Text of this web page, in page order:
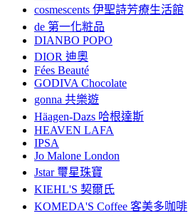
cosmescents 伊聖詩芳療生活館
de 第一化粧品
DIANBO POPO
DIOR 迪奧
Fées Beauté
GODIVA Chocolate
gonna 共樂遊
Häagen-Dazs 哈根達斯
HEAVEN LAFA
IPSA
Jo Malone London
Jstar 璽星珠寶
KIEHL'S 契爾氏
KOMEDA'S Coffee 客美多咖啡